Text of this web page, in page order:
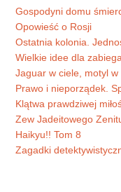
Gospodyni domu
Opowieść o Rosji
Ostatnia kolonia.
Wielkie idee dla
Jaguar w ciele, motyl w
Prawo i nieporządek.
Klątwa prawdziwej
Zew Jadeitowego
Haikyu!! Tom 8
Zagadki